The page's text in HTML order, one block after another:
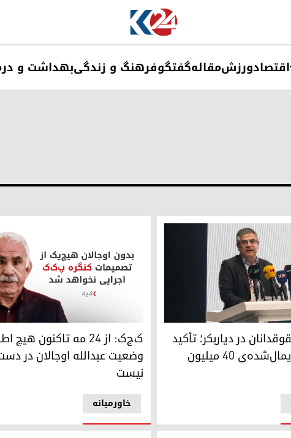
اقتصادورزشمقالهگفتگوفرهنگ و زندگیبهداشت و
در دیاربکر؛ تأکید بر حقوق پایمال‌شده‌ی ۴۰ میلیون کورد
در دیاربکر؛ تأکید
بر حقوق پایمال‌شده‌ی ۴۰ میلیون
ک‌ج‌ک: از ۲۴ مه تاکنون هیچ اطلاعی از وضعیت عبدالله اوجالان در دست نیست
خاورمیانه
ک‌ج‌ک: از ۲۴ مه تاکنون
وضعیت عبدالله اوجالان در
نیست